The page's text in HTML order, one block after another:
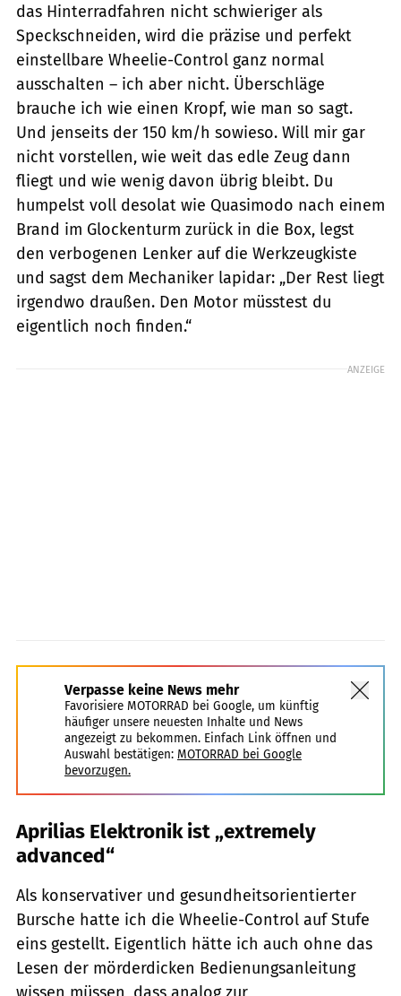
das Hinterradfahren nicht schwieriger als
Speckschneiden, wird die präzise und perfekt
einstellbare Wheelie-Control ganz normal
ausschalten – ich aber nicht. Überschläge
brauche ich wie einen Kropf, wie man so sagt.
Und jenseits der 150 km/h sowieso. Will mir gar
nicht vorstellen, wie weit das edle Zeug dann
fliegt und wie wenig davon übrig bleibt. Du
humpelst voll desolat wie Quasimodo nach einem
Brand im Glockenturm zurück in die Box, legst
den verbogenen Lenker auf die Werkzeugkiste
und sagst dem Mechaniker lapidar: „Der Rest liegt
irgendwo draußen. Den Motor müsstest du
eigentlich noch finden.“
ANZEIGE
Verpasse keine News mehr
Favorisiere MOTORRAD bei Google, um künftig
häufiger unsere neuesten Inhalte und News
angezeigt zu bekommen. Einfach Link öffnen und
Auswahl bestätigen: MOTORRAD bei Google
bevorzugen.
Aprilias Elektronik ist „extremely
advanced“
Als konservativer und gesundheitsorientierter
Bursche hatte ich die Wheelie-Control auf Stufe
eins gestellt. Eigentlich hätte ich auch ohne das
Lesen der mörderdicken Bedienungsanleitung